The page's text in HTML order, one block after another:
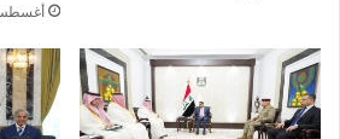
أغسطس 8,